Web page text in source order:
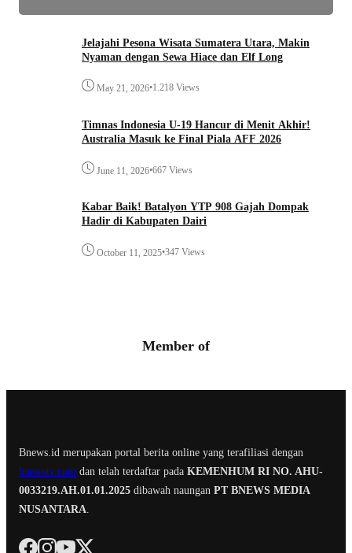
Jelajahi Pesona Wisata Sumatera Utara, Makin
Nyaman dengan Sewa Hiace dan Elf Long
May 21, 2026•1.218 Views
Timnas Indonesia U-19 Hancur di Menit Akhir!
Australia Masuk ke Final Piala AFF 2026
June 11, 2026•667 Views
Kabar Baik! Batalyon YTP 908 Gajah Dompak
Hadir di Kabupaten Dairi
October 11, 2025•347 Views
Member of
Bnews.id merupakan portal berita online yang terafiliasi dengan
bnewstv.com dan telah terdaftar pada KEMENHUM RI NO. AHU-
0033219.AH.01.01.2025 dibawah naungan PT BNEWS MEDIA
NUSANTARA